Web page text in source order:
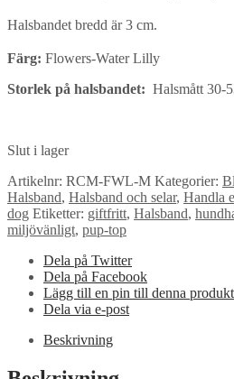
Halsbandet bredd är 3 cm.
Färg: Flowers-Water Lilly
Storlek på halsbandet: Halsmått 30-
Slut i lager
Artikelnr: RCM-FWL-M Kategorier:
Halsband, Halsband och selar, Handla
dog Etiketter: giftfritt, Halsband,
miljövänligt, pup-top
Dela på Twitter
Dela på Facebook
Lägg till en pin till denna produkt
Dela via e-post
Beskrivning